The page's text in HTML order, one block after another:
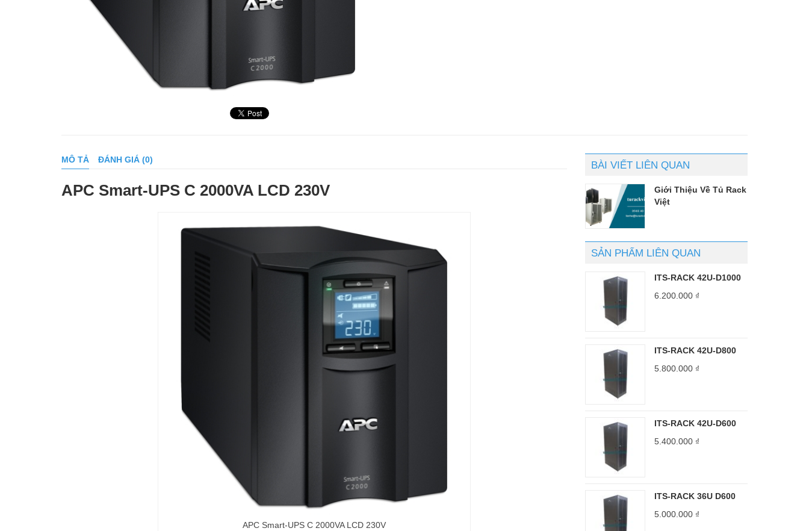
MÔ TẢ ĐÁNH GIÁ (0)
APC Smart-UPS C 2000VA LCD 230V
APC Smart-UPS C 2000VA LCD 230V
BÀI VIẾT LIÊN QUAN
Giới Thiệu Về Tủ Rack
Việt
SẢN PHẨM LIÊN QUAN
ITS-RACK 42U-D1000
6.200.000 ₫
ITS-RACK 42U-D800
5.800.000 ₫
ITS-RACK 42U-D600
5.400.000 ₫
ITS-RACK 36U D600
5.000.000 ₫